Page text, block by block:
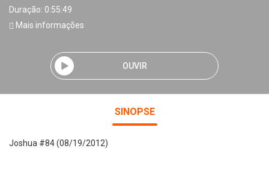
Duração: 0:55:49
Mais informações
OUVIR
SINOPSE
Joshua #84 (08/19/2012)